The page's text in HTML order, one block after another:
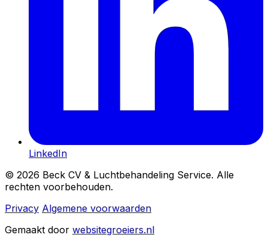
LinkedIn
© 2026 Beck CV & Luchtbehandeling Service. Alle
rechten voorbehouden.
Privacy Algemene voorwaarden
Gemaakt door websitegroeiers.nl